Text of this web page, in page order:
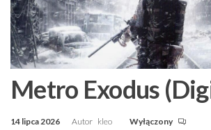
Metro Exodus
14 lipca 2026 Autor kleo Wyłączony